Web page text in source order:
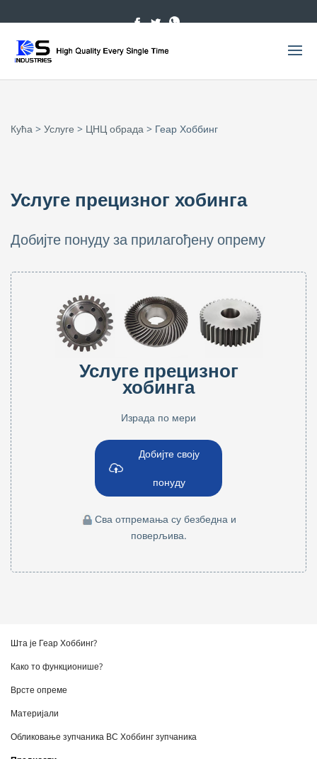
Кућа > Услуге > ЦНЦ обрада > Геар Хоббинг
Услуге прецизног хобинга
Добијте понуду за прилагођену опрему
Услуге прецизног
хобинга
Израда по мери
Добијте своју
понуду
Сва отпремања су безбедна и
поверљива.
Шта је Геар Хоббинг?
Како то функционише?
Врсте опреме
Материјали
Обликовање зупчаника ВС Хоббинг зупчаника